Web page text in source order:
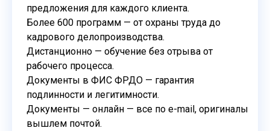
предложения для каждого клиента.
Более 600 программ — от охраны труда до
кадрового делопроизводства.
Дистанционно — обучение без отрыва от
рабочего процесса.
Документы в ФИС ФРДО — гарантия
подлинности и легитимности.
Документы — онлайн — все по e-mail, оригиналы
вышлем почтой.